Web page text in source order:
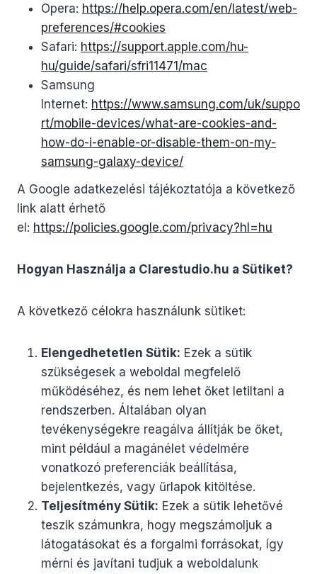
Opera: https://help.opera.com/en/latest/web-
preferences/#cookies
Safari: https://support.apple.com/hu-
hu/guide/safari/sfri11471/mac
Samsung
Internet: https://www.samsung.com/uk/suppo
rt/mobile-devices/what-are-cookies-and-
how-do-i-enable-or-disable-them-on-my-
samsung-galaxy-device/
A Google adatkezelési tájékoztatója a következő
link alatt érhető
el: https://policies.google.com/privacy?hl=hu
Hogyan Használja a Clarestudio.hu a Sütiket?
A következő célokra használunk sütiket:
Elengedhetetlen Sütik: Ezek a sütik
szükségesek a weboldal megfelelő
működéséhez, és nem lehet őket letiltani a
rendszerben. Általában olyan
tevékenységekre reagálva állítják be őket,
mint például a magánélet védelmére
vonatkozó preferenciák beállítása,
bejelentkezés, vagy űrlapok kitöltése.
Teljesítmény Sütik: Ezek a sütik lehetővé
teszik számunkra, hogy megszámoljuk a
látogatásokat és a forgalmi forrásokat, így
mérni és javítani tudjuk a weboldalunk